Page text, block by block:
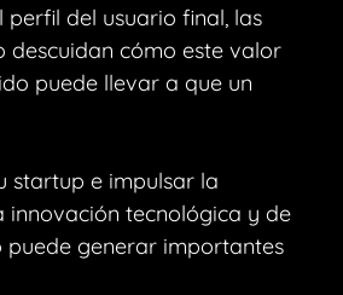
del usuario final, las
descuidan cómo este valor
puede llevar a que un
startup e impulsar la
innovación tecnológica y de
generar importantes